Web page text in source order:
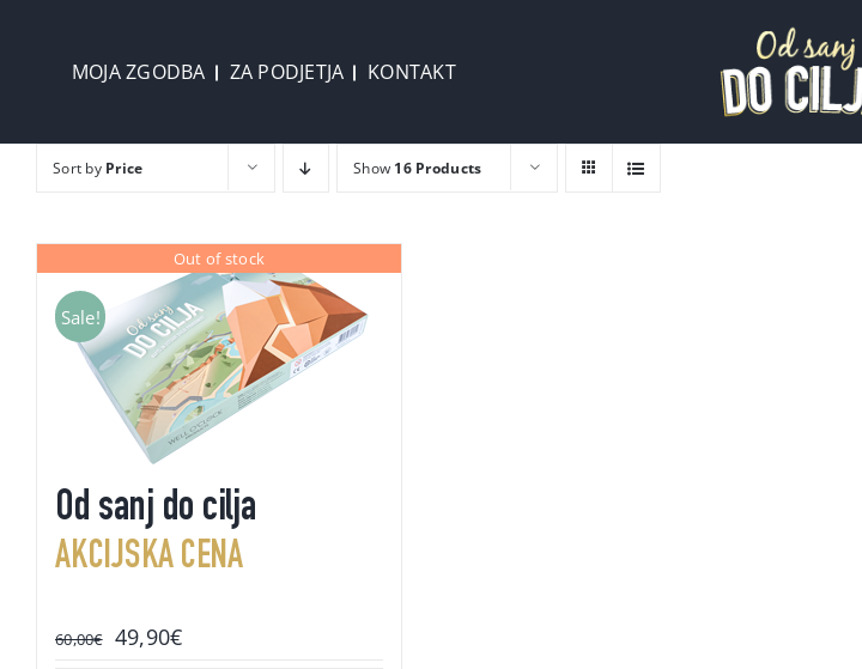
contentMOJA ZGODBA ZA PODJETJA KONTAKT
Sort by Price Show 16 Products
Out of stock
Sale!
Od sanj do cilja
AKCIJSKA CENA
60,00€ Original
49,90€Current